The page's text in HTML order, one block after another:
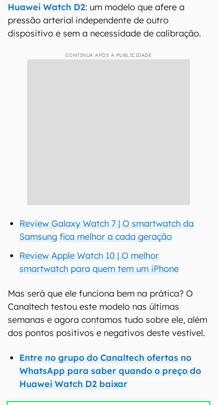
Huawei Watch D2: um modelo que afere a
pressão arterial independente de outro
dispositivo e sem a necessidade de calibração.
CONTINUA APÓS A PUBLICIDADE
Review Galaxy Watch 7 | O smartwatch da
Samsung fica melhor a cada geração
Review Apple Watch 10 | O melhor
smartwatch para quem tem um iPhone
Mas será que ele funciona bem na prática? O
Canaltech testou este modelo nas últimas
semanas e agora contamos tudo sobre ele, além
dos pontos positivos e negativos deste vestível.
Entre no grupo do Canaltech ofertas no
WhatsApp para saber quando o preço do
Huawei Watch D2 baixar